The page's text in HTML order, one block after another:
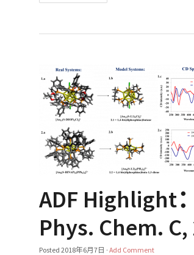
ADF Highlight
Phys. Chem. C,
Posted2018年6月7日 ·Add Comment